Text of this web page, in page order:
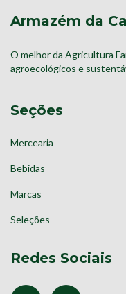
Armazém da
O melhor da Agricultura
agroecológicos e
Seções
Mercearia
Bebidas
Marcas
Seleções
Redes Sociais